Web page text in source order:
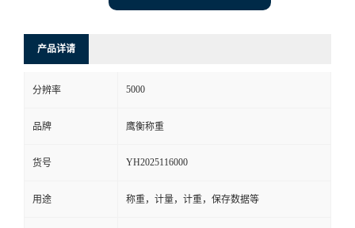
产品详请
分辨率 5000
品牌 鹰衡称重
货号 YH2025116000
用途 称重，计量，计重，保存数据等